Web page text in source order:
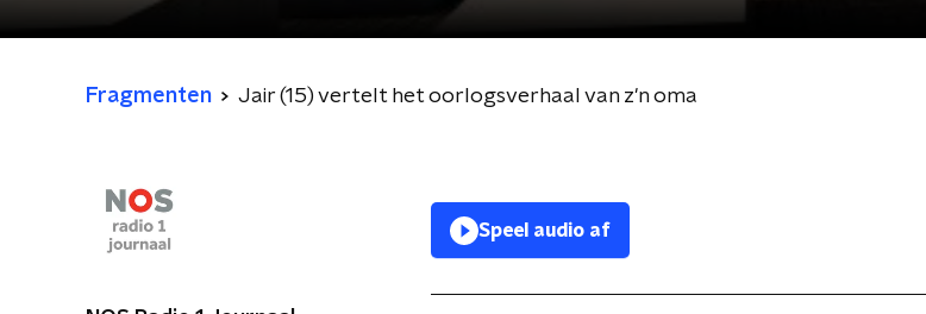
Fragmenten Jair (15) vertelt het oorlogsverhaal van z'n oma
Speel audio af